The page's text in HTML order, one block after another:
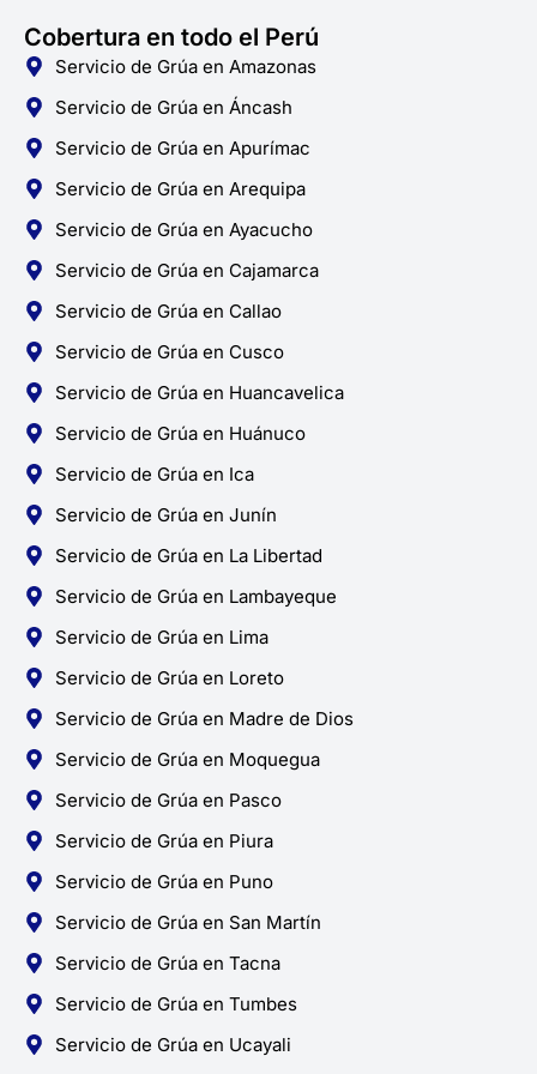
Cobertura en todo el Perú
Servicio de Grúa en Amazonas
Servicio de Grúa en Áncash
Servicio de Grúa en Apurímac
Servicio de Grúa en Arequipa
Servicio de Grúa en Ayacucho
Servicio de Grúa en Cajamarca
Servicio de Grúa en Callao
Servicio de Grúa en Cusco
Servicio de Grúa en Huancavelica
Servicio de Grúa en Huánuco
Servicio de Grúa en Ica
Servicio de Grúa en Junín
Servicio de Grúa en La Libertad
Servicio de Grúa en Lambayeque
Servicio de Grúa en Lima
Servicio de Grúa en Loreto
Servicio de Grúa en Madre de Dios
Servicio de Grúa en Moquegua
Servicio de Grúa en Pasco
Servicio de Grúa en Piura
Servicio de Grúa en Puno
Servicio de Grúa en San Martín
Servicio de Grúa en Tacna
Servicio de Grúa en Tumbes
Servicio de Grúa en Ucayali